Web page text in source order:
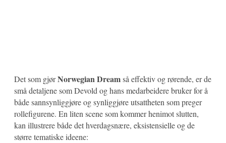
Det som gjørNorwegian Dreamså effektiv og rørende, er de
små detaljene som Devold og hans medarbeidere bruker for å
både sannsynliggjøre og synliggjøre utsattheten som preger
rollefigurene. En liten scene som kommer henimot slutten,
kan illustrere både det hverdagsnære, eksistensielle og de
større tematiske ideene: